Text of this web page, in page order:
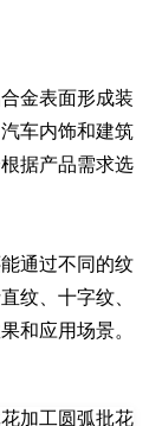
金表面形成装
车内饰和建筑
据产品需求选
通过不同的纹
纹、十字纹、
和应用场景。